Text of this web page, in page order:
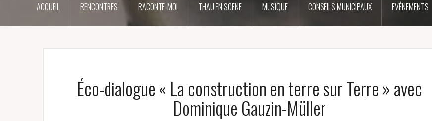
ACCUEIL RENCONTRES RACONTE-MOI THAU EN SCENE MUSIQUE CONSEILS MUNICIPAUX EVÉNEMENTS
Éco-dialogue « La construction en terre sur Terre » avec
Dominique Gauzin-Müller